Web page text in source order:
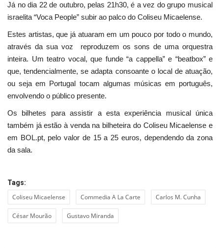
Já no dia 22 de outubro, pelas 21h30, é a vez do grupo musical
israelita “Voca People” subir ao palco do Coliseu Micaelense.
Estes artistas, que já atuaram em um pouco por todo o mundo,
através da sua voz reproduzem os sons de uma orquestra
inteira. Um teatro vocal, que funde “a cappella” e “beatbox” e
que, tendencialmente, se adapta consoante o local de atuação,
ou seja em Portugal tocam algumas músicas em português,
envolvendo o público presente.
Os bilhetes para assistir a esta experiência musical única
também já estão à venda na bilheteira do Coliseu Micaelense e
em BOL.pt, pelo valor de 15 a 25 euros, dependendo da zona
da sala.
Tags:
Coliseu Micaelense Commedia A La Carte Carlos M. Cunha
César Mourão Gustavo Miranda